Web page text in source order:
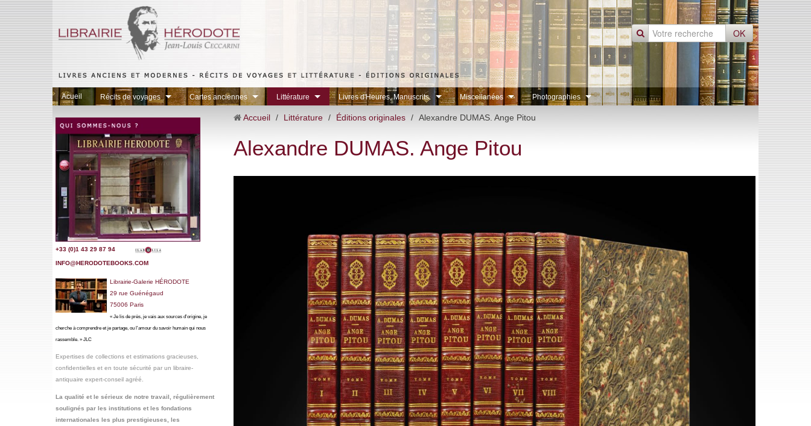
OK
Acueil Récits de voyages Cartes anciennes Littérature Livres d'Heures, Manuscrits. Miscellanées Photographies
+33 (0)1 43 29 87 94
INFO@HERODOTEBOOKS.COM
Librairie-Galerie HÉRODOTE
29 rue Guénégaud
75006 Paris
« Je lis de près, je vais aux sources d'origine, je
cherche à comprendre et je partage, ou l'amour du savoir humain qui nous
rassemble. » JLC
Expertises de collections et estimations gracieuses,
confidentielles et en toute sécurité par un libraire-
antiquaire expert-conseil agréé.
La qualité et le sérieux de notre travail, régulièrement
soulignés par les institutions et les fondations
internationales les plus prestigieuses, les
Accueil / Littérature / Éditions originales / Alexandre DUMAS. Ange Pitou
Alexandre DUMAS. Ange Pitou